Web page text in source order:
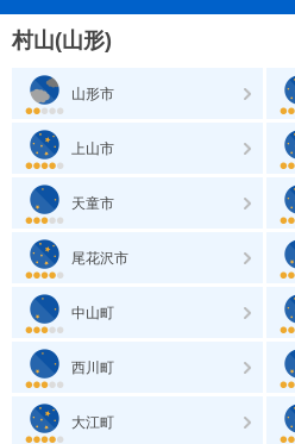
村山(山形)
山形市
上山市
天童市
尾花沢市
中山町
西川町
大江町